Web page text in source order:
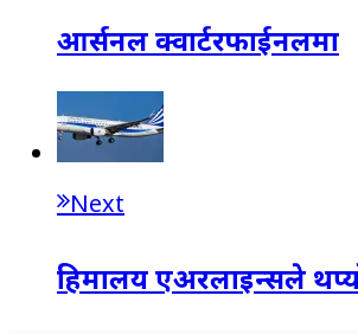
आर्सनल क्वार्टरफाईनलमा
Next
हिमालय एअरलाइन्सले